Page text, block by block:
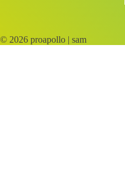
© 2026 proapollo | sam